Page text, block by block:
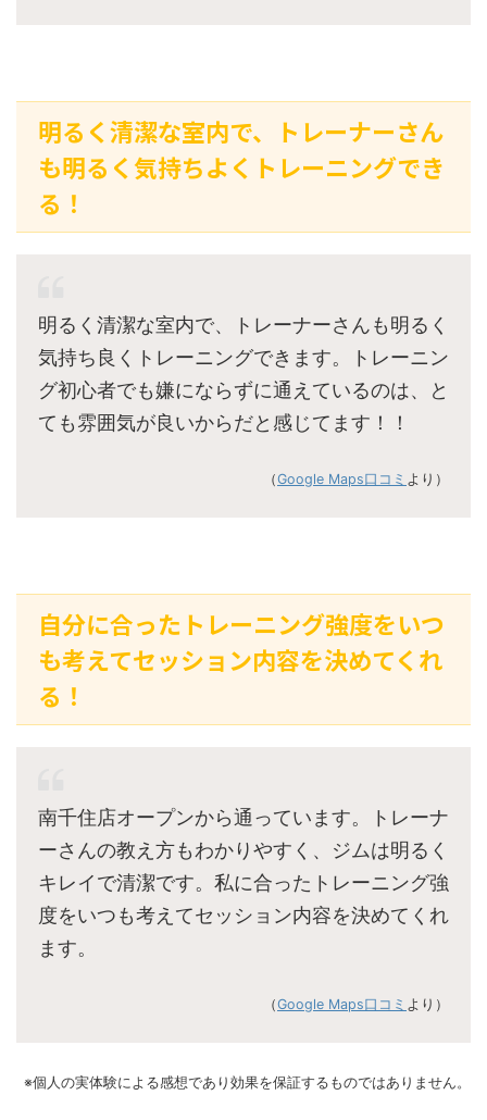
明るく清潔な室内で、トレーナーさん
も明るく気持ちよくトレーニングでき
る！
明るく清潔な室内で、トレーナーさんも明るく
気持ち良くトレーニングできます。トレーニン
グ初心者でも嫌にならずに通えているのは、と
ても雰囲気が良いからだと感じてます！！
（Google Maps口コミ より）
自分に合ったトレーニング強度をいつ
も考えてセッション内容を決めてくれ
る！
南千住店オープンから通っています。トレーナ
ーさんの教え方もわかりやすく、ジムは明るく
キレイで清潔です。私に合ったトレーニング強
度をいつも考えてセッション内容を決めてくれ
ます。
（Google Maps口コミ より）
※個人の実体験による感想であり効果を保証するものではありません。